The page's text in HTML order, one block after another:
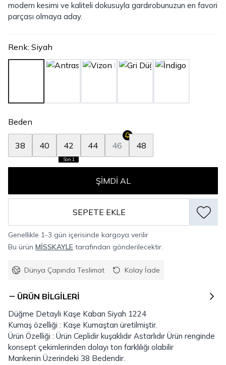
modern kesimi ve kaliteli dokusuyla gardırobunuzun en favori
parçası olmaya aday.
Renk: Siyah
Beden
38 40
Son 1
42 44 46 48
ŞIMDI AL
SEPETE EKLE
Genellikle 1-3 gün içerisinde kargoya verilir
Bu ürün MİSSKAYLE tarafından gönderilecektir.
Dünya Çapında Teslimat Kolay İade
ÜRÜN BILGILERI
Düğme Detaylı Kaşe Kaban Siyah 1224
Kumaş özelliği : Kaşe Kumaştan üretilmiştir.
Ürün Özelliği : Ürün Ceplidir kuşaklıdır Astarlıdır Ürün renginde
konsept çekimlerinden dolayı ton farklılığı olabilir
Mankenin Üzerindeki 38 Bedendir.